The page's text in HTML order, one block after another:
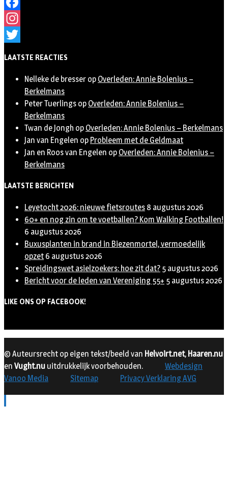
Facebook
Instagram
LAATSTE REACTIES
Nelleke de bresser op Overleden: Annie Bolenius –
Berkelmans
Peter Tuerlings op Overleden: Annie Bolenius –
Berkelmans
Twan de Jongh op Overleden: Annie Bolenius – Berkelmans
Jan van Engelen op Probleem met de Geldmaat
Jan en Roos van Engelen op Overleden: Annie Bolenius –
Berkelmans
LAATSTE BERICHTEN
Leyetocht 2026: nieuwe fietsroutes 8 augustus 2026
60+ en nog zin om te voetballen? Kom Walking Footballen!
6 augustus 2026
Buxusplanten in brand in Biezenmortel, vermoedelijk
opzet 6 augustus 2026
Spreidingswet asielzoekers: hoe zit dat? 5 augustus 2026
Bericht voor de leden van Vereniging 55+ 5 augustus 2026
LIKE ONS OP FACEBOOK!
© Auteursrecht op eigen tekst/beeld van Helvoirt.net, Haaren.nu
en Vught.nu uitdrukkelijk voorbehouden.
Webdesign
Vanoo Media
Sitemap Privacy Verklaring AVG